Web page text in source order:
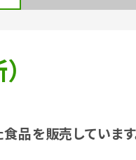
品を販売しています